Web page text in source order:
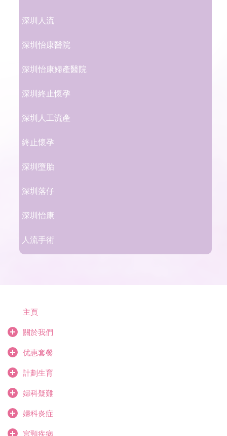
深圳人流
深圳怡康醫院
深圳怡康婦產醫院
深圳終止懷孕
深圳人工流產
終止懷孕
深圳墮胎
深圳落仔
深圳怡康
人流手術
主頁
關於我們
优惠套餐
計劃生育
婦科疑難
婦科炎症
宮頸疾病